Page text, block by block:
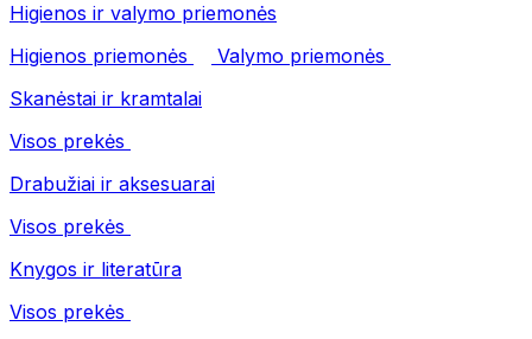
Higienos ir valymo priemonės
Higienos priemonės
Valymo priemonės
Skanėstai ir kramtalai
Visos prekės
Drabužiai ir aksesuarai
Visos prekės
Knygos ir literatūra
Visos prekės